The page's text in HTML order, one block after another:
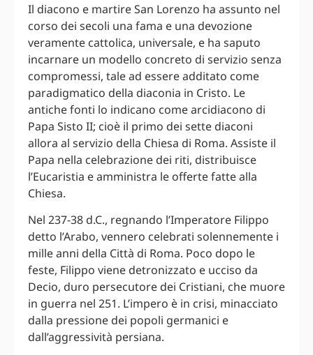
Il diacono e martire San Lorenzo ha assunto nel
corso dei secoli una fama e una devozione
veramente cattolica, universale, e ha saputo
incarnare un modello concreto di servizio senza
compromessi, tale ad essere additato come
paradigmatico della diaconia in Cristo. Le
antiche fonti lo indicano come arcidiacono di
Papa Sisto II; cioè il primo dei sette diaconi
allora al servizio della Chiesa di Roma. Assiste il
Papa nella celebrazione dei riti, distribuisce
l’Eucaristia e amministra le offerte fatte alla
Chiesa.
Nel 237-38 d.C., regnando l’Imperatore Filippo
detto l’Arabo, vennero celebrati solennemente i
mille anni della Città di Roma. Poco dopo le
feste, Filippo viene detronizzato e ucciso da
Decio, duro persecutore dei Cristiani, che muore
in guerra nel 251. L’impero è in crisi, minacciato
dalla pressione dei popoli germanici e
dall’aggressività persiana.